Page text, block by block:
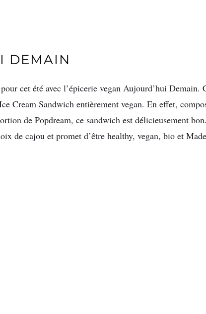
DEMAIN
pour cet été avec l’épicerie vegan Aujourd’hui Demain.
Cream Sandwich entièrement vegan. En effet,
de Popdream, ce sandwich est délicieusement
de cajou et promet d’être healthy, vegan, bio et